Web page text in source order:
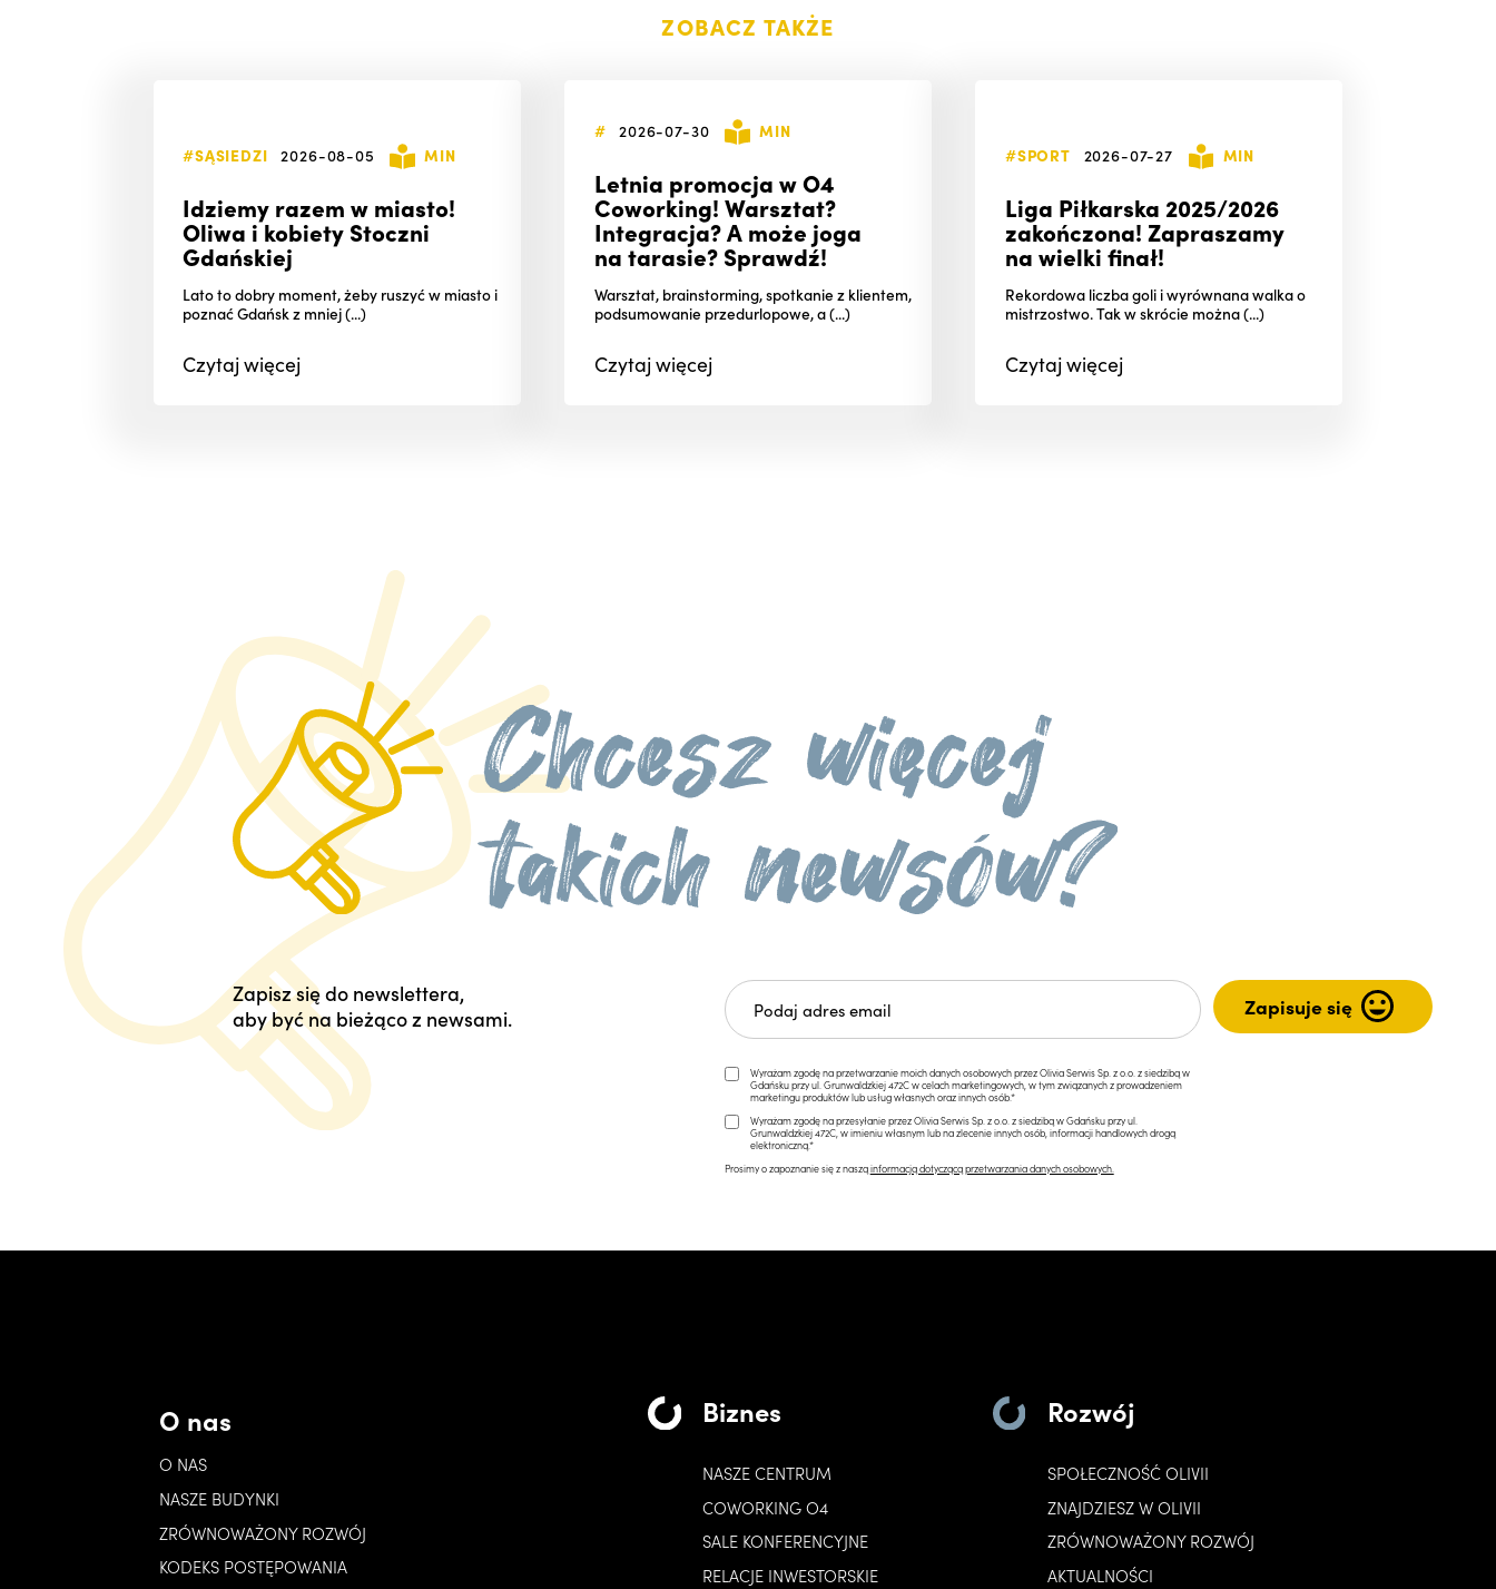
ZOBACZ TAKŻE
#SĄSIEDZI 2026-08-05 MIN
Idziemy razem w miasto!
Oliwa i kobiety Stoczni
Gdańskiej
Lato to dobry moment, żeby ruszyć w miasto i
poznać Gdańsk z mniej (...)
Czytajwięcej
# 2026-07-30 MIN
Letnia promocja w O4
Coworking! Warsztat?
Integracja? A może joga
na tarasie? Sprawdź!
Warsztat, brainstorming, spotkanie z klientem,
podsumowanie przedurlopowe, a (...)
Czytajwięcej
#SPORT 2026-07-27 MIN
Liga Piłkarska 2025/2026
zakończona! Zapraszamy
na wielki finał!
Rekordowa liczba goli i wyrównana walka o
mistrzostwo. Tak w skrócie można (...)
Czytajwięcej
Zapisz się do newslettera,
aby być na bieżąco z newsami.
Wyrażam zgodę na przetwarzanie moich danych osobowych przez Olivia Serwis Sp. z o.o. z siedzibą w
Gdańsku przy ul. Grunwaldzkiej 472C w celach marketingowych, w tym związanych z prowadzeniem
marketingu produktów lub usług własnych oraz innych osób.*
Wyrażam zgodę na przesyłanie przez Olivia Serwis Sp. z o.o. z siedzibą w Gdańsku przy ul.
Grunwaldzkiej 472C, w imieniu własnym lub na zlecenie innych osób, informacji handlowych drogą
elektroniczną.*
Prosimy o zapoznanie się z nasząinformacją dotyczącą przetwarzania danych osobowych.
O nas
O NAS
NASZE BUDYNKI
ZRÓWNOWAŻONY ROZWÓJ
KODEKS POSTĘPOWANIA
Biznes
NASZE CENTRUM
COWORKING O4
SALE KONFERENCYJNE
RELACJE INWESTORSKIE
Rozwój
SPOŁECZNOŚĆ OLIVII
ZNAJDZIESZ W OLIVII
ZRÓWNOWAŻONY ROZWÓJ
AKTUALNOŚCI